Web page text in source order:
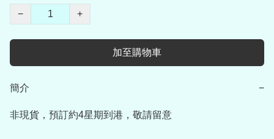
−
+
加至購物車
簡介 −
非現貨，預訂約4星期到港，敬請留意